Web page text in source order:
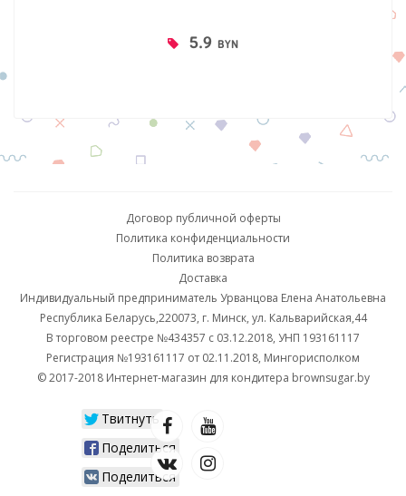
5.9 BYN
Договор публичной оферты
Политика конфиденциальности
Политика возврата
Доставка
Индивидуальный предприниматель Урванцова Елена Анатольевна
Республика Беларусь,220073, г. Минск, ул. Кальварийская,44
В торговом реестре №434357 с 03.12.2018, УНП 193161117
Регистрация №193161117 от 02.11.2018, Мингорисполком
© 2017-2018 Интернет-магазин для кондитера brownsugar.by
Твитнуть
Поделиться
Поделиться